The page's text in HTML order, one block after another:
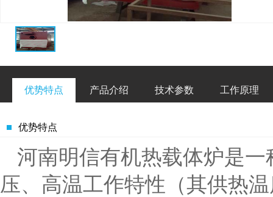
优势特点 产品介绍 技术参数 工作原理
优势特点
河南明信有机热载体炉是
压、高温工作特性（其供热